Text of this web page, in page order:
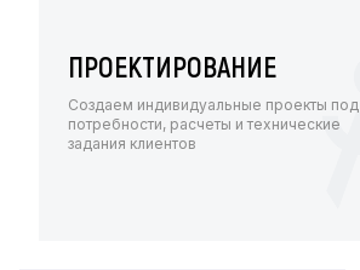
ПРОЕКТИРОВАНИЕ
Создаем индивидуальные проекты под
потребности, расчеты и технические
задания клиентов